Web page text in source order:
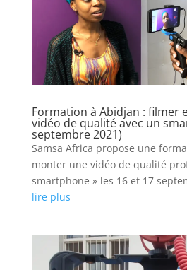
Formation à Abidjan : filmer
vidéo de qualité avec un
septembre 2021)
Samsa Africa propose une
monter une vidéo de qualité
smartphone » les 16 et 17
lire plus